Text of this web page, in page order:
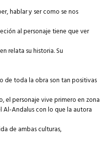
hablar y ser como se nos
al personaje tiene que ver
relata su historia. Su
de toda la obra son tan positivas
el personaje vive primero en zona
Al-Andalus con lo que la autora
de ambas culturas,